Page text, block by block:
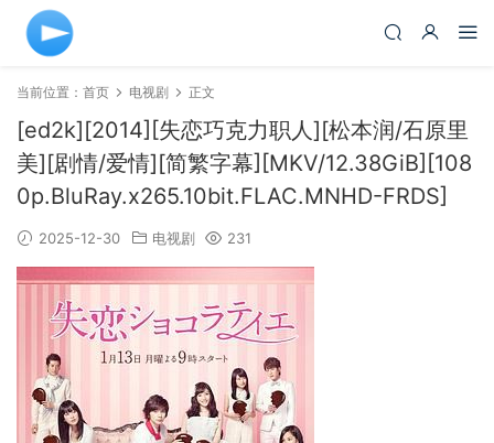
当前位置： 首页 电视剧 正文
[ed2k][2014][失恋巧克力职人][松本润/石原里
美][剧情/爱情][简繁字幕][MKV/12.38GiB][108
0p.BluRay.x265.10bit.FLAC.MNHD-FRDS]
2025-12-30 电视剧 231